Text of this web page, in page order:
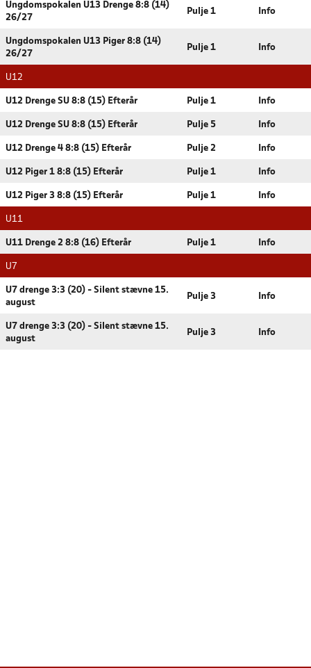
Ungdomspokalen U13 Drenge 8:8 (14)
26/27
Pulje 1 Info
Ungdomspokalen U13 Piger 8:8 (14)
26/27
Pulje 1 Info
U12
U12 Drenge SU 8:8 (15) Efterår Pulje 1 Info
U12 Drenge SU 8:8 (15) Efterår Pulje 5 Info
U12 Drenge 4 8:8 (15) Efterår Pulje 2 Info
U12 Piger 1 8:8 (15) Efterår Pulje 1 Info
U12 Piger 3 8:8 (15) Efterår Pulje 1 Info
U11
U11 Drenge 2 8:8 (16) Efterår Pulje 1 Info
U7
U7 drenge 3:3 (20) - Silent stævne 15.
august
Pulje 3 Info
U7 drenge 3:3 (20) - Silent stævne 15.
august
Pulje 3 Info